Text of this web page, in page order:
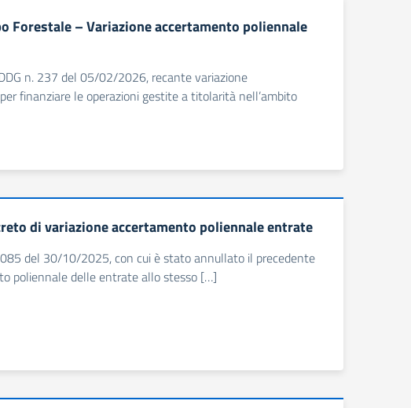
Forestale – Variazione accertamento poliennale
n. 237 del 05/02/2026, recante variazione
finanziare le operazioni gestite a titolarità nell’ambito
di variazione accertamento poliennale entrate
del 30/10/2025, con cui è stato annullato il precedente
poliennale delle entrate allo stesso […]